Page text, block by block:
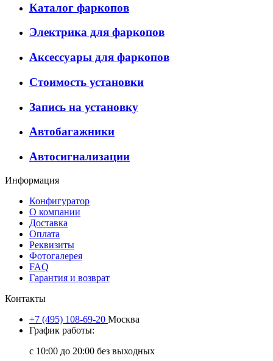
Каталог фаркопов
Электрика для фаркопов
Аксессуары для фаркопов
Стоимость установки
Запись на установку
Автобагажники
Автосигнализации
Информация
Конфигуратор
О компании
Доставка
Оплата
Реквизиты
Фотогалерея
FAQ
Гарантия и возврат
Контакты
+7 (495) 108-69-20 Москва
График работы:
с 10:00 до 20:00 без выходных